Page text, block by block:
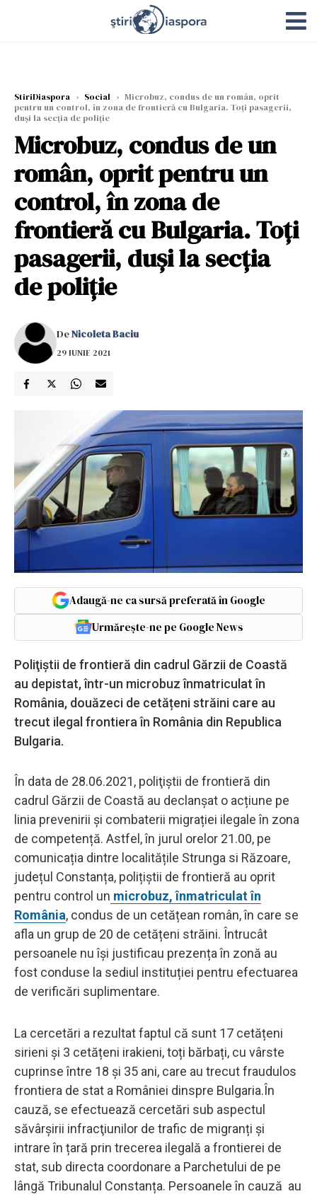
StiriDiaspora › Social › Microbuz, condus de un român, oprit
pentru un control, în zona de frontieră cu Bulgaria. Toți pasagerii,
duși la secția de poliție
Microbuz, condus de un
român, oprit pentru un
control, în zona de
frontieră cu Bulgaria. Toți
pasagerii, duși la secția
de poliție
DeNicoleta Baciu
29 IUNIE 2021
Adaugă-ne ca sursă preferată în Google
Urmărește-ne pe Google News
Poliţiştii de frontieră din cadrul Gărzii de Coastă
au depistat, într-un microbuz înmatriculat în
România, douăzeci de cetățeni străini care au
trecut ilegal frontiera în România din Republica
Bulgaria.
În data de 28.06.2021, poliţiştii de frontieră din
cadrul Gărzii de Coastă au declanșat o acțiune pe
linia prevenirii și combaterii migrației ilegale în zona
de competență. Astfel, în jurul orelor 21.00, pe
comunicația dintre localitățile Strunga si Răzoare,
județul Constanța, polițiștii de frontieră au oprit
pentru control un microbuz, înmatriculat în
România, condus de un cetățean român, în care se
afla un grup de 20 de cetățeni străini. Întrucât
persoanele nu își justificau prezența în zonă au
fost conduse la sediul instituției pentru efectuarea
de verificări suplimentare.
La cercetări a rezultat faptul că sunt 17 cetățeni
sirieni și 3 cetățeni irakieni, toți bărbați, cu vârste
cuprinse între 18 și 35 ani, care au trecut fraudulos
frontiera de stat a României dinspre Bulgaria.În
cauză, se efectuează cercetări sub aspectul
săvârşirii infracţiunilor de trafic de migranți și
intrare în țară prin trecerea ilegală a frontierei de
stat, sub directa coordonare a Parchetului de pe
lângă Tribunalul Constanța. Persoanele în cauză au